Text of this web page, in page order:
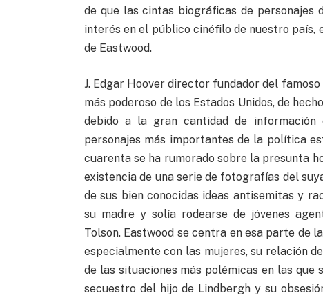
de que las cintas biográficas de
interés en el público cinéfilo de nuestro país,
de Eastwood.
J. Edgar Hoover director fundador del
más poderoso de los Estados Unidos, de
debido a la gran cantidad de información
personajes más importantes de la política
cuarenta se ha rumorado sobre la presunta
existencia de una serie de fotografías del
de sus bien conocidas ideas antisemitas y
su madre y solía rodearse de jóvenes
Tolson. Eastwood se centra en esa parte de
especialmente con las mujeres, su relación
de las situaciones más polémicas en las
secuestro del hijo de Lindbergh y su